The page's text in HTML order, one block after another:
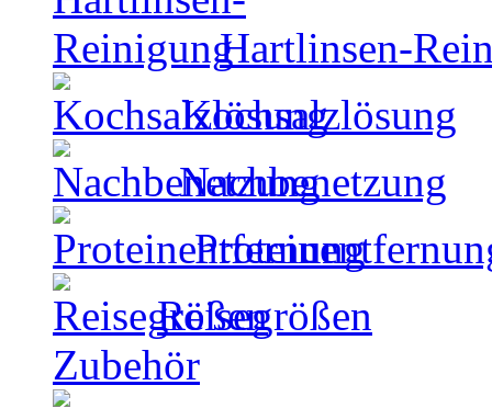
Hartlinsen-
Kochsalzlösung
Nachbenetzung
Reisegrößen
Zubehör